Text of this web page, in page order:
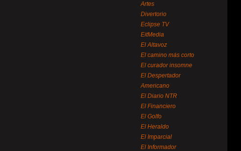
Artes
Divertorio
Eclipse TV
EitMedia
El Altavoz
El camino más corto
El curador insomne
El Despertador
Americano
El Diario NTR
El Financiero
El Golfo
El Heraldo
El Imparcial
El Informador